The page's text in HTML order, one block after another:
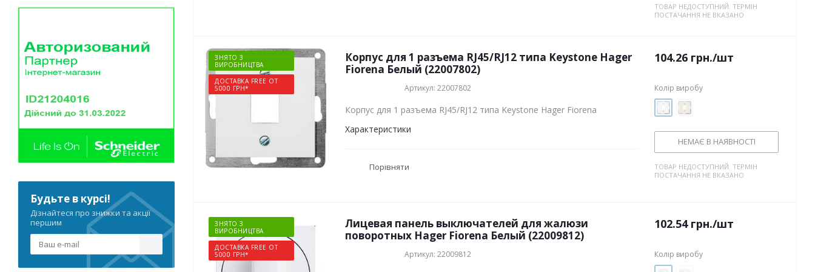
ТОВАР НЕДОСТУПНИЙ. ТЕРМІН
ПОСТАЧАННЯ НЕ ВКАЗАНО
ЗНЯТО З
ВИРОБНИЦТВА
ДОСТАВКА FREE ОТ
5000 ГРН*
Корпус для 1 разъема RJ45/RJ12 типа Keystone Hager
Fiorena Белый (22007802)
Артикул: 22007802
Корпус для 1 разъема RJ45/RJ12 типа Keystone Hager Fiorena
Характеристики
Порівняти
104.26 грн./шт
Колір виробу
НЕМАЄ В НАЯВНОСТІ
ТОВАР НЕДОСТУПНИЙ. ТЕРМІН
ПОСТАЧАННЯ НЕ ВКАЗАНО
ЗНЯТО З
ВИРОБНИЦТВА
ДОСТАВКА FREE ОТ
5000 ГРН*
Лицевая панель выключателей для жалюзи
поворотных Hager Fiorena Белый (22009812)
Артикул: 22009812
102.54грн./шт
Колір виробу
Будьте в курсі!
Дізнайтеся про знижки та акції
першим